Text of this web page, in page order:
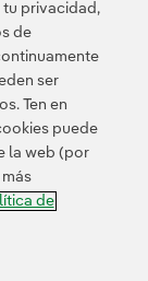
legal
cookies
de denuncias
los derechos.
tu privacidad,
de
ser
Ten en
puede
la web (por
de